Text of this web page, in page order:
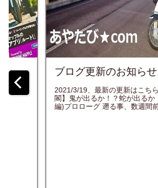
四国歩き遍路2巡目(第二
入！】超能力の宿！自分
宿！？...